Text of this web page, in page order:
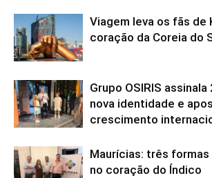
Viagem leva os fãs de
coração da Coreia do
Grupo OSIRIS
nova identidade e
crescimento
Maurícias: três formas
no coração do Índico